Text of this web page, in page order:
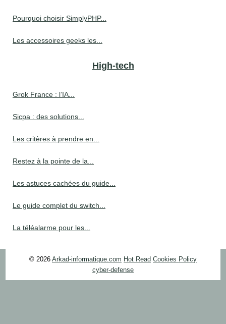
Pourquoi choisir SimplyPHP...
Les accessoires geeks les...
High-tech
Grok France : l’IA...
Sicpa : des solutions...
Les critères à prendre en...
Restez à la pointe de la...
Les astuces cachées du guide...
Le guide complet du switch...
La téléalarme pour les...
© 2026 Arkad-informatique.com Hot Read Cookies Policy
cyber-defense